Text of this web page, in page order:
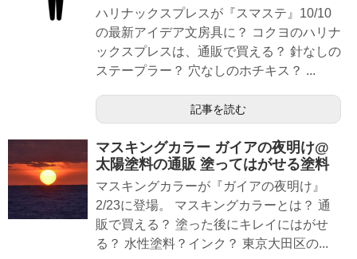
ハリナックスプレスが『スマステ』10/10
の最新アイデア文房具に？ コクヨのハリナ
ックスプレスは、通販で買える？ 針なしの
ステープラー？ 穴なしのホチキス？ ...
記事を読む
マスキングカラー ガイアの夜明け@
太陽塗料の通販 塗ってはがせる塗料
マスキングカラーが『ガイアの夜明け』
2/23に登場。 マスキングカラーとは？ 通
販で買える？ 塗った後にキレイにはがせ
る？ 水性塗料？インク？ 東京大田区の...